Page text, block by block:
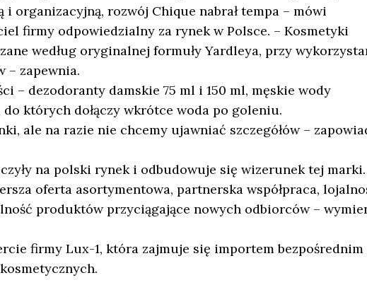
organizacyjną, rozwój Chique nabrał tempa – mówi
firmy odpowiedzialny za rynek w Polsce. – Kosmetyki
według oryginalnej formuły Yardleya, przy
– zapewnia.
– dezodoranty damskie 75 ml i 150 ml, męskie wody
których dołączy wkrótce woda po goleniu.
ale na razie nie chcemy ujawniać szczegółów –
na polski rynek i odbudowuje się wizerunek tej
oferta asortymentowa, partnerska współpraca,
produktów przyciągające nowych odbiorców –
firmy Lux-1, która zajmuje się importem bezpośrednim